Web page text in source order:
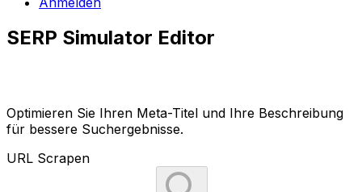
SERP Simulator Editor
Optimieren Sie Ihren Meta-Titel und Ihre Beschreibung
für bessere Suchergebnisse.
URL Scrapen